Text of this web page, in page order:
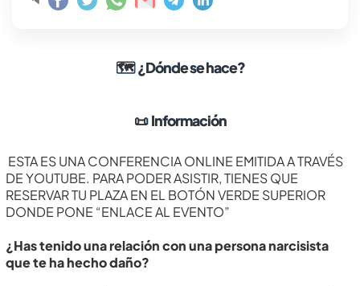
🗺¿Dónde se hace?
📜Información
ESTA ES UNA CONFERENCIA ONLINE EMITIDA A TRAVÉS
DE YOUTUBE. PARA PODER ASISTIR, TIENES QUE
RESERVAR TU PLAZA EN EL BOTÓN VERDE SUPERIOR
DONDE PONE “ENLACE AL EVENTO”
¿Has tenido una relación con una persona narcisista
que te ha hecho daño?